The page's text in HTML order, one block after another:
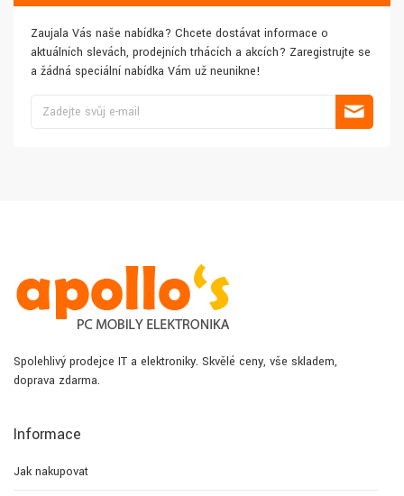
Zaujala Vás naše nabídka? Chcete dostávat informace o
aktuálních slevách, prodejních trhácích a akcích? Zaregistrujte se
a žádná speciální nabídka Vám už neunikne!
Spolehlivý prodejce IT a elektroniky. Skvělé ceny, vše skladem,
doprava zdarma.
Informace
Jak nakupovat